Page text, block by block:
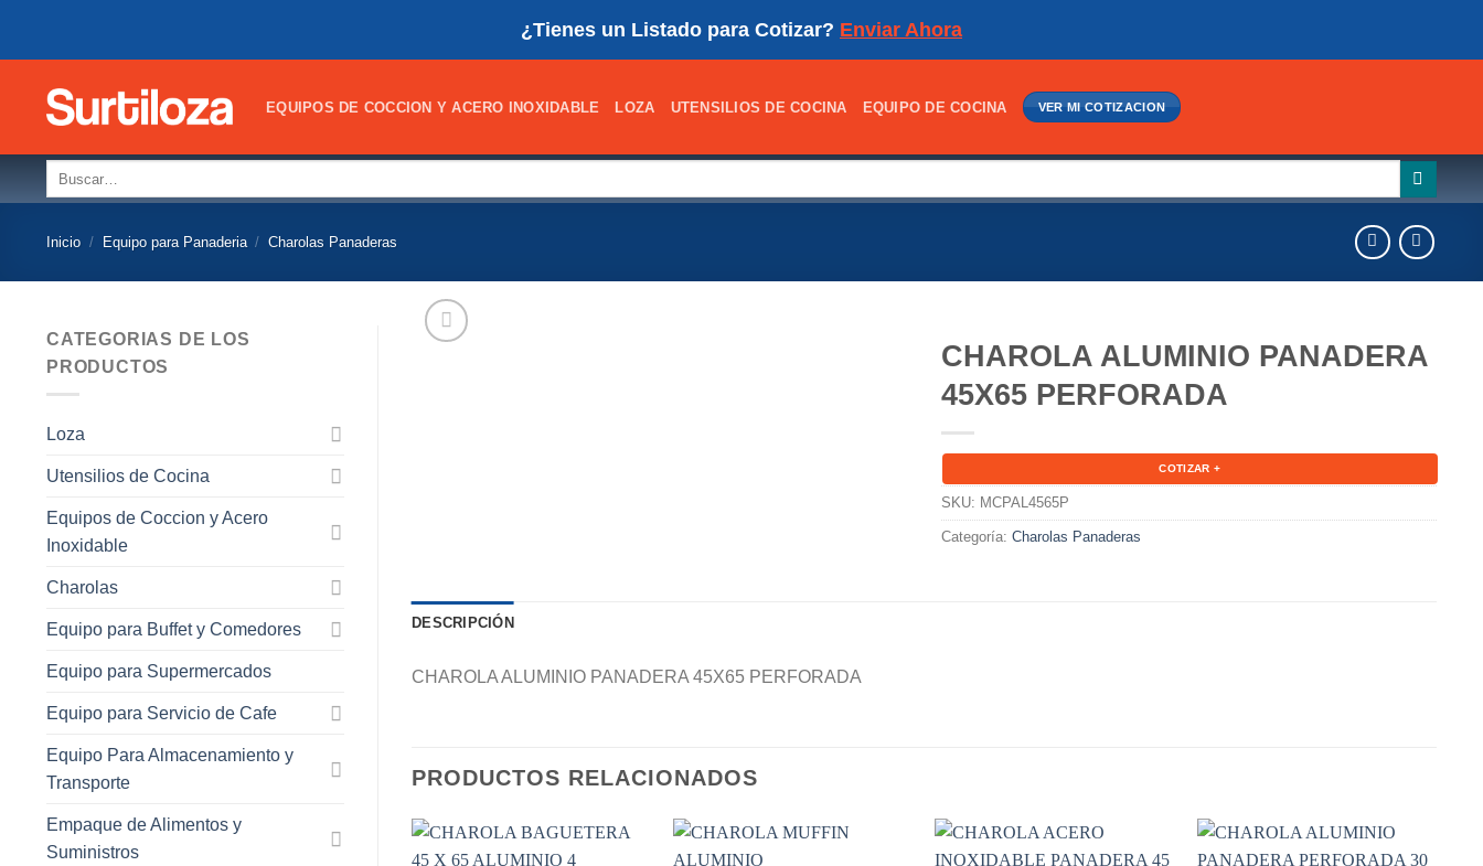
¿Tienes un Listado para Cotizar? Enviar Ahora
EQUIPOS DE COCCION Y ACERO INOXIDABLE LOZA UTENSILIOS DE COCINA EQUIPO DE COCINA VER MI COTIZACION
Inicio / Equipo para Panaderia / Charolas Panaderas
CATEGORIAS DE LOS
PRODUCTOS
Loza
Utensilios de Cocina
Equipos de Coccion y Acero
Inoxidable
Charolas
Equipo para Buffet y Comedores
Equipo para Supermercados
Equipo para Servicio de Cafe
Equipo Para Almacenamiento y
Transporte
Empaque de Alimentos y
Suministros
CHAROLA ALUMINIO PANADERA
45X65 PERFORADA
COTIZAR +
SKU: MCPAL4565P
Categoría: Charolas Panaderas
DESCRIPCIÓN
CHAROLA ALUMINIO PANADERA 45X65 PERFORADA
PRODUCTOS RELACIONADOS